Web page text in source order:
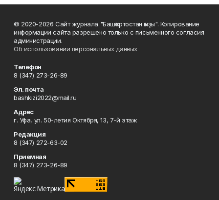
© 2020-2026 Сайт журнала "Башҡортостан ҡыҙы". Копирование
информации сайта разрешено только с письменного согласия
администрации.
Об использовании персональных данных
Телефон
8 (347) 273-26-89
Эл. почта
bashkizi2022@mail.ru
Адрес
г. Уфа, ул. 50-летия Октября, 13, 7-й этаж
Редакция
8 (347) 272-63-02
Приемная
8 (347) 273-26-89